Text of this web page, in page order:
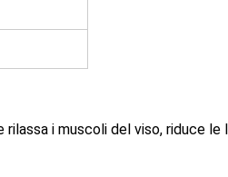
i muscoli del viso, riduce le